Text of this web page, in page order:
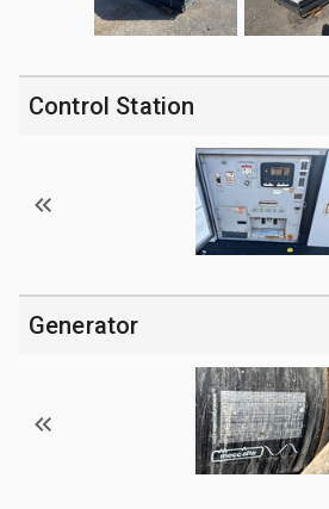
Control Station
Generator